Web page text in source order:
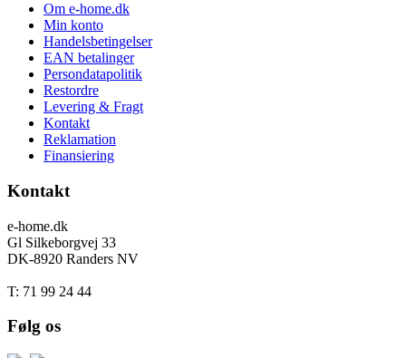
Om e-home.dk
Min konto
Handelsbetingelser
EAN betalinger
Persondatapolitik
Restordre
Levering & Fragt
Kontakt
Reklamation
Finansiering
Kontakt
e-home.dk
Gl Silkeborgvej 33
DK-8920 Randers NV
T: 71 99 24 44
Følg os